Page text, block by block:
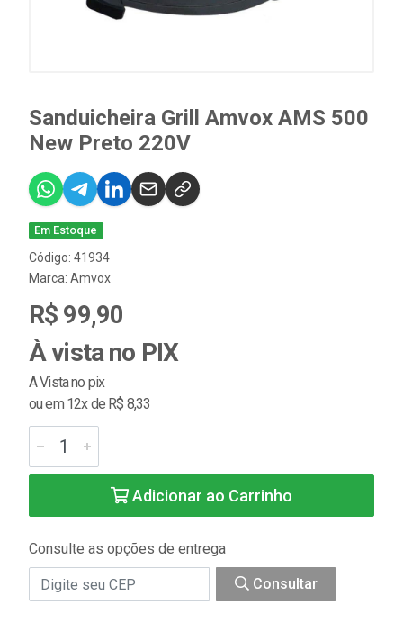
Sanduicheira Grill Amvox AMS 500
New Preto 220V
Em Estoque
Código: 41934
Marca: Amvox
R$ 99,90
À vista no PIX
A Vista no pix
ou em 12x de R$ 8,33
Adicionar ao Carrinho
Consulte as opções de entrega
Consultar